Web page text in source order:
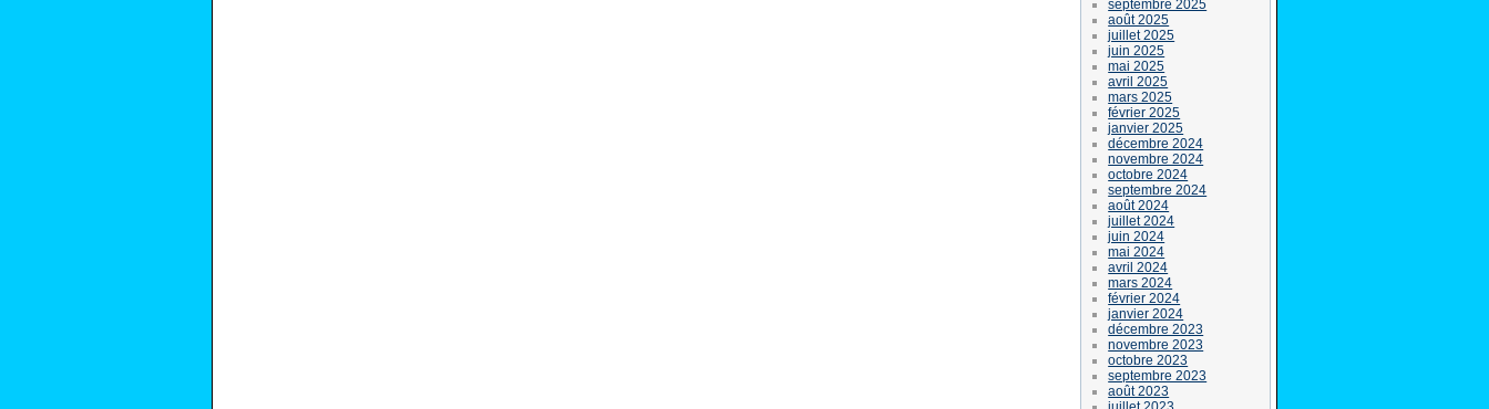
septembre 2025
août 2025
juillet 2025
juin 2025
mai 2025
avril 2025
mars 2025
février 2025
janvier 2025
décembre 2024
novembre 2024
octobre 2024
septembre 2024
août 2024
juillet 2024
juin 2024
mai 2024
avril 2024
mars 2024
février 2024
janvier 2024
décembre 2023
novembre 2023
octobre 2023
septembre 2023
août 2023